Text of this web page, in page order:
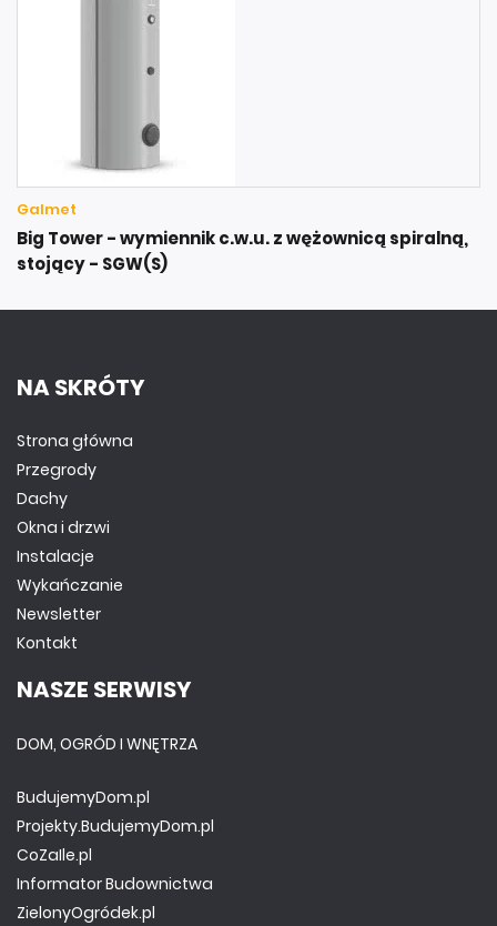
Galmet
Big Tower - wymiennik c.w.u. z wężownicą spiralną,
stojący - SGW(S)
NA SKRÓTY
Strona główna
Przegrody
Dachy
Okna i drzwi
Instalacje
Wykańczanie
Newsletter
Kontakt
NASZE SERWISY
DOM, OGRÓD I WNĘTRZA
BudujemyDom.pl
Projekty.BudujemyDom.pl
CoZaIle.pl
Informator Budownictwa
ZielonyOgródek.pl